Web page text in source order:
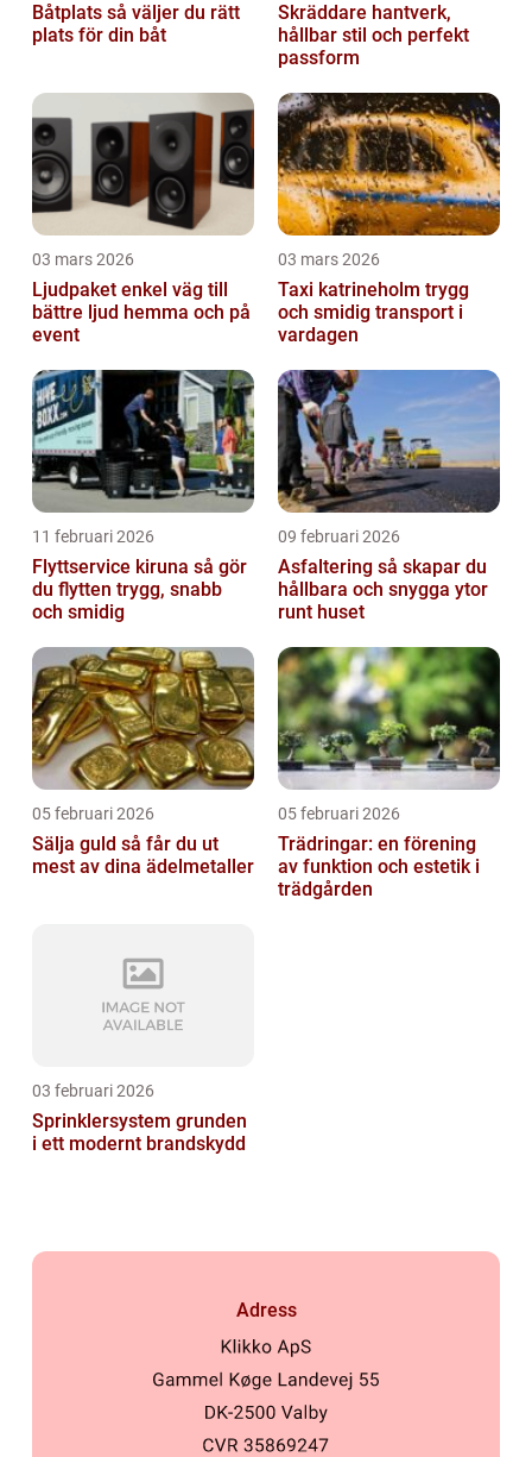
Båtplats så väljer du rätt
plats för din båt
Skräddare hantverk,
hållbar stil och perfekt
passform
03 mars 2026
Ljudpaket enkel väg till
bättre ljud hemma och på
event
03 mars 2026
Taxi katrineholm trygg
och smidig transport i
vardagen
11 februari 2026
Flyttservice kiruna så gör
du flytten trygg, snabb
och smidig
09 februari 2026
Asfaltering så skapar du
hållbara och snygga ytor
runt huset
05 februari 2026
Sälja guld så får du ut
mest av dina ädelmetaller
05 februari 2026
Trädringar: en förening
av funktion och estetik i
trädgården
03 februari 2026
Sprinklersystem grunden
i ett modernt brandskydd
Adress